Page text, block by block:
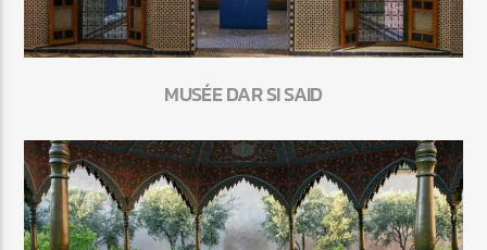
MUSÉE DAR SI SAID